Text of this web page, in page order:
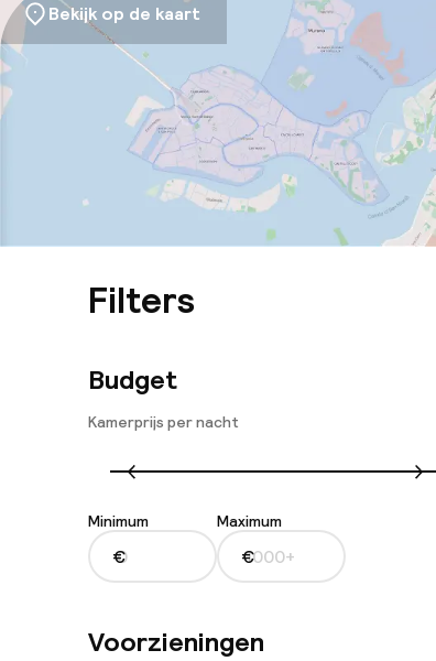
Bekijk op de kaart
Filters
Budget
Kamerprijs per nacht
Minimum
€
Maximum
€
Voorzieningen